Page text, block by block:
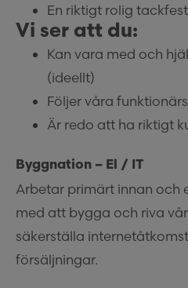
En riktigt rolig
Vi ser att du:
Kan vara med och
(ideellt)
Följer våra
Är redo att ha riktigt
Byggnation – El / IT
Arbetar primärt innan och
med att bygga och riva
säkerställa
försäljningar.